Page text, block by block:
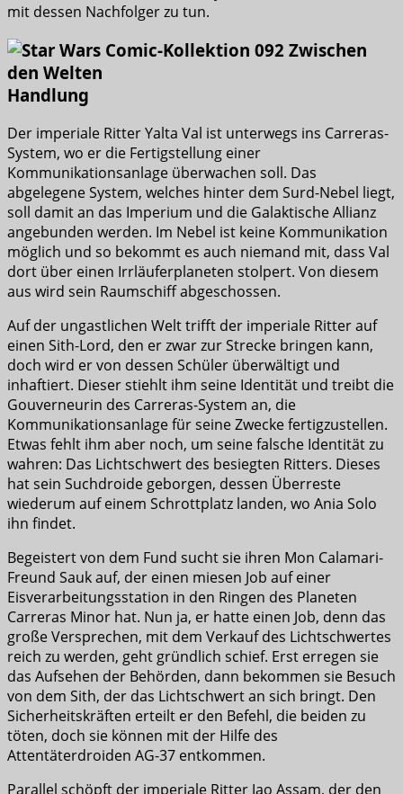
mit dessen Nachfolger zu tun.
Handlung
Der imperiale Ritter Yalta Val ist unterwegs ins Carreras-
System, wo er die Fertigstellung einer
Kommunikationsanlage überwachen soll. Das
abgelegene System, welches hinter dem Surd-Nebel liegt,
soll damit an das Imperium und die Galaktische Allianz
angebunden werden. Im Nebel ist keine Kommunikation
möglich und so bekommt es auch niemand mit, dass Val
dort über einen Irrläuferplaneten stolpert. Von diesem
aus wird sein Raumschiff abgeschossen.
Auf der ungastlichen Welt trifft der imperiale Ritter auf
einen Sith-Lord, den er zwar zur Strecke bringen kann,
doch wird er von dessen Schüler überwältigt und
inhaftiert. Dieser stiehlt ihm seine Identität und treibt die
Gouverneurin des Carreras-System an, die
Kommunikationsanlage für seine Zwecke fertigzustellen.
Etwas fehlt ihm aber noch, um seine falsche Identität zu
wahren: Das Lichtschwert des besiegten Ritters. Dieses
hat sein Suchdroide geborgen, dessen Überreste
wiederum auf einem Schrottplatz landen, wo Ania Solo
ihn findet.
Begeistert von dem Fund sucht sie ihren Mon Calamari-
Freund Sauk auf, der einen miesen Job auf einer
Eisverarbeitungsstation in den Ringen des Planeten
Carreras Minor hat. Nun ja, er hatte einen Job, denn das
große Versprechen, mit dem Verkauf des Lichtschwertes
reich zu werden, geht gründlich schief. Erst erregen sie
das Aufsehen der Behörden, dann bekommen sie Besuch
von dem Sith, der das Lichtschwert an sich bringt. Den
Sicherheitskräften erteilt er den Befehl, die beiden zu
töten, doch sie können mit der Hilfe des
Attentäterdroiden AG-37 entkommen.
Parallel schöpft der imperiale Ritter Jao Assam, der den